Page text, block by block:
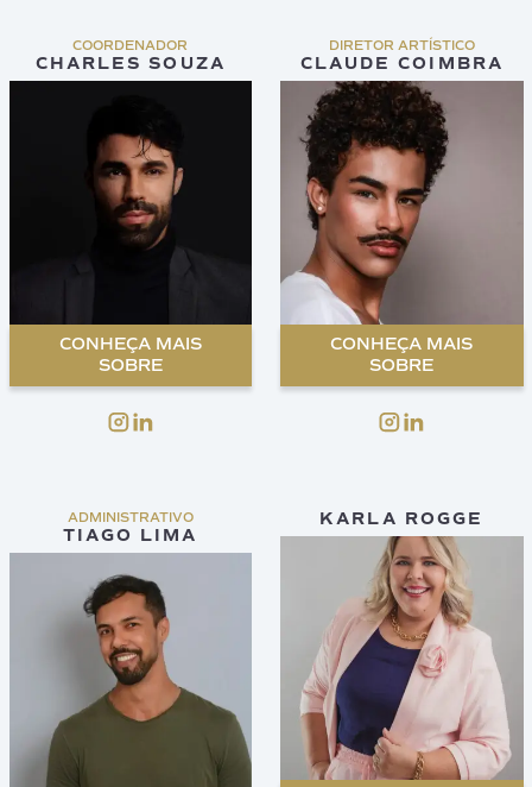
COORDENADOR
CHARLES SOUZA
CONHEÇA MAIS
SOBRE
DIRETOR ARTÍSTICO
CLAUDE COIMBRA
CONHEÇA MAIS
SOBRE
ADMINISTRATIVO
TIAGO LIMA
KARLA ROGGE